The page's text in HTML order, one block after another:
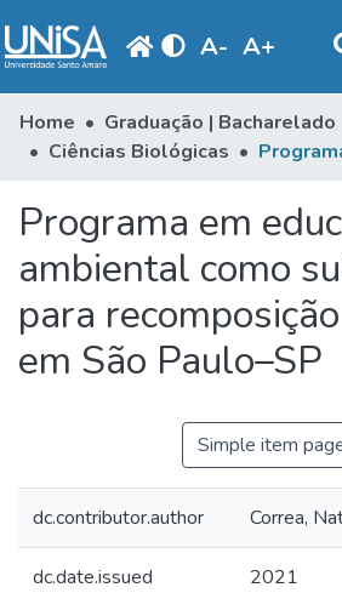
A- A+
Communities & Collections
Browse
Produção Docente
Library
Periodicals
Home
Graduação | Bacharelado
Ciências Biológicas
Programa em
ambiental como
para
em São Paulo–SP
Simple item
dc.contributor.author Correa,
dc.date.issued 2021